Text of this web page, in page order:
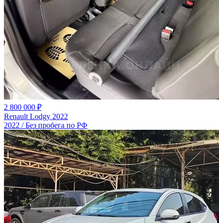
2 800 000 ₽
Renault Lodgy 2022
2022 / Без пробега по РФ